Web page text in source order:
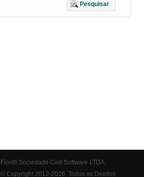
Pesquisar
Fiorilli Sociedade Civil Software LTDA
© Copyright 2012-2026. Todos os Direitos